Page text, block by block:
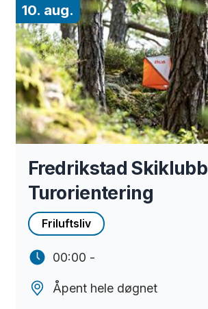
10. aug.
Fredrikstad Skiklubb
Turorientering
Friluftsliv
00:00 -
Åpent hele døgnet